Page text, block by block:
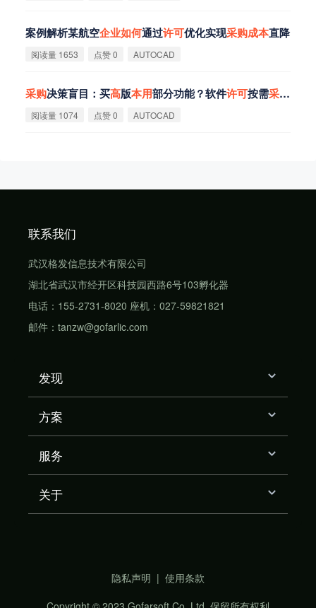
案例解析某航空企业如何通过许可优化实现采购成本直降
阅读量 1653 点赞 0 AUTOCAD
采购决策盲目：买高版本用部分功能？软件许可按需采购
阅读量 1074 点赞 0 AUTOCAD
联系我们
武汉格发信息技术有限公司
湖北省武汉市经开区科技园西路6号103孵化器
电话：155-2731-8020 座机：027-59821821
邮件：tanzw@gofarlic.com
发现
方案
服务
关于
隐私声明 | 使用条款